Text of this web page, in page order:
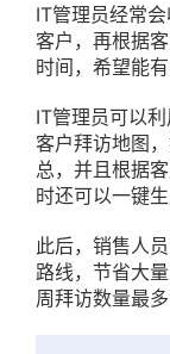
IT管理员经常
客户，再根据
时间，希望能
IT管理员可以
客户拜访地图
总，并且根据
时还可以一键
此后，销售人
路线，节省大
周拜访数量最多